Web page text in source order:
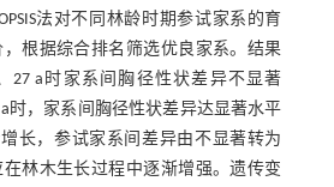
法对不同林龄时期参试家系的育
根据综合排名筛选优良家系。结果
27 a时家系间胸径性状差异不显著
时，家系间胸径性状差异达显著水平
长，参试家系间差异由不显著转为
林木生长过程中逐渐增强。遗传变